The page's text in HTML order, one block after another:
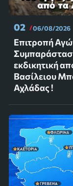
02 06/08/2026
Επιτροπή
εκδικητική
Βασίλειου
Αχλάδας !